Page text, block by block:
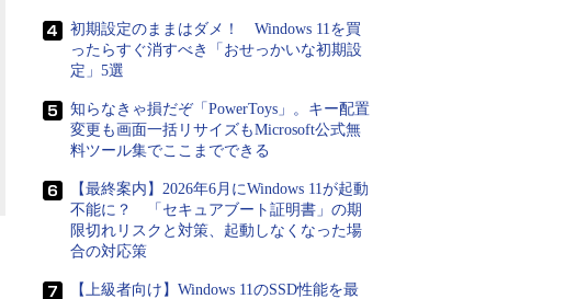
初期設定のままはダメ！ Windows 11を買
ったらすぐ消すべき「おせっかいな初期設
定」5選
知らなきゃ損だぞ「PowerToys」。キー配置
変更も画面一括リサイズもMicrosoft公式無
料ツール集でここまでできる
【最終案内】2026年6月にWindows 11が起動
不能に？ 「セキュアブート証明書」の期
限切れリスクと対策、起動しなくなった場
合の対応策
【上級者向け】Windows 11のSSD性能を最